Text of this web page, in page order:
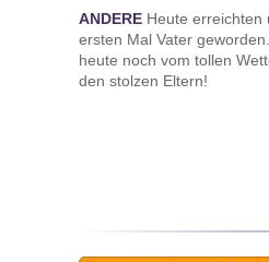
ANDERE Heute erreichten
ersten Mal Vater
heute noch vom tollen
den stolzen Eltern!